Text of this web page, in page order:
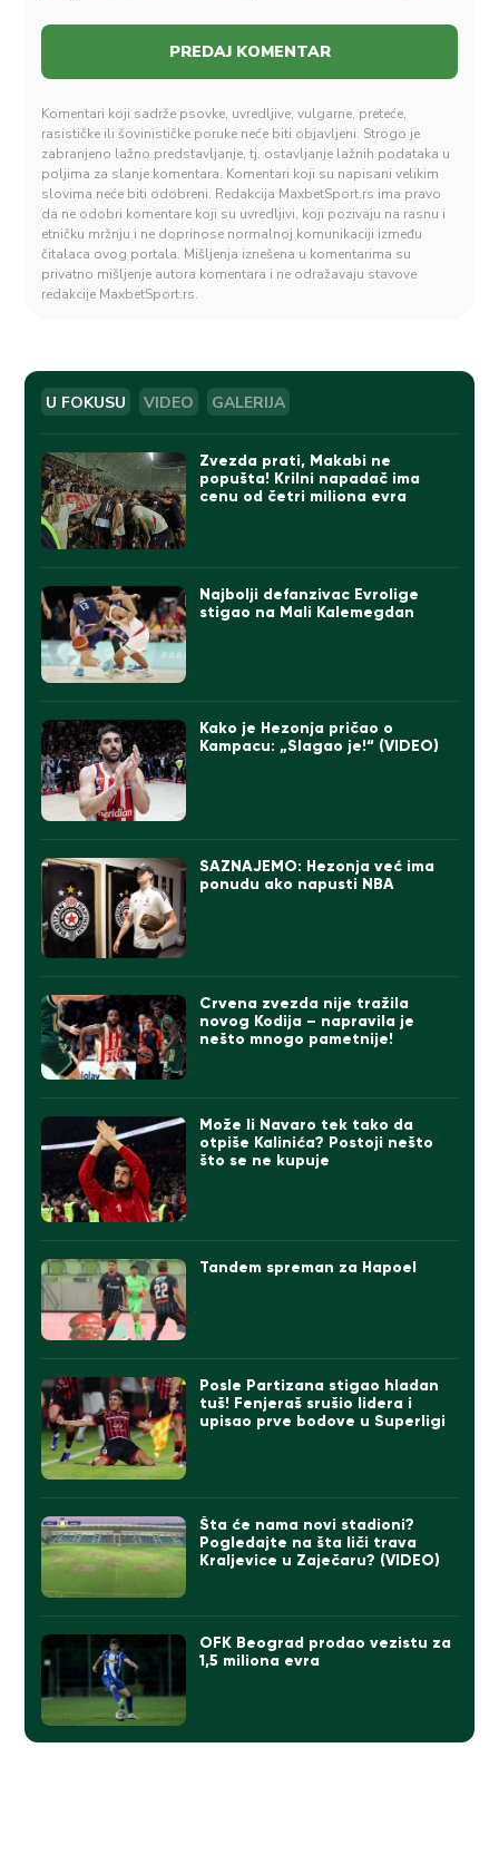
Komentari koji sadrže psovke, uvredljive, vulgarne, preteće,
rasističke ili šovinističke poruke neće biti objavljeni. Strogo je
zabranjeno lažno predstavljanje, tj. ostavljanje lažnih podataka u
poljima za slanje komentara. Komentari koji su napisani velikim
slovima neće biti odobreni. Redakcija MaxbetSport.rs ima pravo
da ne odobri komentare koji su uvredljivi, koji pozivaju na rasnu i
etničku mržnju i ne doprinose normalnoj komunikaciji između
čitalaca ovog portala. Mišljenja iznešena u komentarima su
privatno mišljenje autora komentara i ne odražavaju stavove
redakcije MaxbetSport.rs.
U FOKUSU VIDEO GALERIJA
Zvezda prati, Makabi ne
popušta! Krilni napadač ima
cenu od četri miliona evra
Najbolji defanzivac Evrolige
stigao na Mali Kalemegdan
Kako je Hezonja pričao o
Kampacu: „Slagao je!“ (VIDEO)
SAZNAJEMO: Hezonja već ima
ponudu ako napusti NBA
Crvena zvezda nije tražila
novog Kodija – napravila je
nešto mnogo pametnije!
Može li Navaro tek tako da
otpiše Kalinića? Postoji nešto
što se ne kupuje
Tandem spreman za Hapoel
Posle Partizana stigao hladan
tuš! Fenjeraš srušio lidera i
upisao prve bodove u Superligi
Šta će nama novi stadioni?
Pogledajte na šta liči trava
Kraljevice u Zaječaru? (VIDEO)
OFK Beograd prodao vezistu za
1,5 miliona evra